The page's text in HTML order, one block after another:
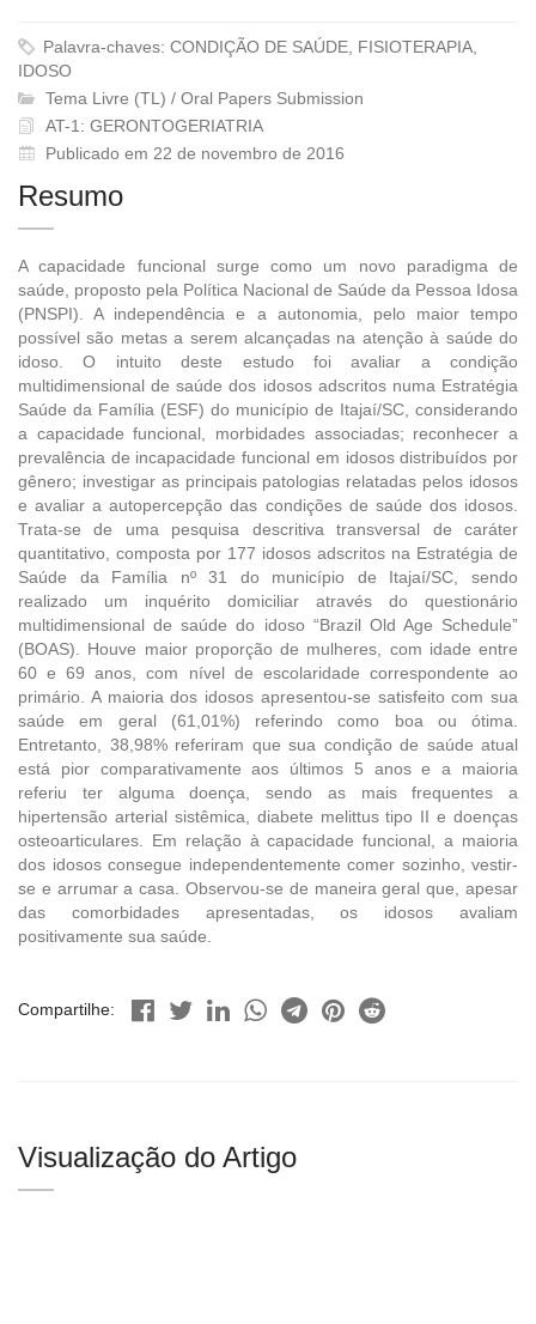
Palavra-chaves: CONDIÇÃO DE SAÚDE, FISIOTERAPIA,
IDOSO
Tema Livre (TL) / Oral Papers Submission
AT-1: GERONTOGERIATRIA
Publicado em 22 de novembro de 2016
Resumo
A capacidade funcional surge como um novo paradigma de
saúde, proposto pela Política Nacional de Saúde da Pessoa Idosa
(PNSPI). A independência e a autonomia, pelo maior tempo
possível são metas a serem alcançadas na atenção à saúde do
idoso. O intuito deste estudo foi avaliar a condição
multidimensional de saúde dos idosos adscritos numa Estratégia
Saúde da Família (ESF) do município de Itajaí/SC, considerando
a capacidade funcional, morbidades associadas; reconhecer a
prevalência de incapacidade funcional em idosos distribuídos por
gênero; investigar as principais patologias relatadas pelos idosos
e avaliar a autopercepção das condições de saúde dos idosos.
Trata-se de uma pesquisa descritiva transversal de caráter
quantitativo, composta por 177 idosos adscritos na Estratégia de
Saúde da Família nº 31 do município de Itajaí/SC, sendo
realizado um inquérito domiciliar através do questionário
multidimensional de saúde do idoso “Brazil Old Age Schedule”
(BOAS). Houve maior proporção de mulheres, com idade entre
60 e 69 anos, com nível de escolaridade correspondente ao
primário. A maioria dos idosos apresentou-se satisfeito com sua
saúde em geral (61,01%) referindo como boa ou ótima.
Entretanto, 38,98% referiram que sua condição de saúde atual
está pior comparativamente aos últimos 5 anos e a maioria
referiu ter alguma doença, sendo as mais frequentes a
hipertensão arterial sistêmica, diabete melittus tipo II e doenças
osteoarticulares. Em relação à capacidade funcional, a maioria
dos idosos consegue independentemente comer sozinho, vestir-
se e arrumar a casa. Observou-se de maneira geral que, apesar
das comorbidades apresentadas, os idosos avaliam
positivamente sua saúde.
Compartilhe:
Visualização do Artigo